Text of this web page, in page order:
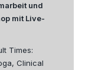
und
mit Live-
Times:
Clinical